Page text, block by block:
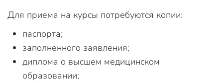
Для приема на курсы потребуются копии:
паспорта;
заполненного заявления;
диплома о высшем медицинском
образовании;